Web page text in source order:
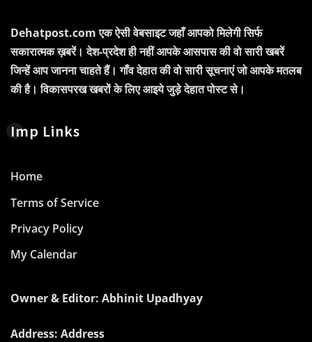
Dehatpost.com एक ऐसी वेबसाइट जहाँ आपको मिलेगी सिर्फ
सकारात्मक ख़बरें। देश-प्रदेश ही नहीं आपके आसपास की वो सारी खबरें
जिन्हें आप जानना चाहते हैं। गाँव देहात की वो सारी सूचनाएं जो आपके मतलब
की है। विकासपरख खबरों के लिए आइये जुड़े देहात पोस्ट से।
Imp Links
Home
Terms of Service
Privacy Policy
My Calendar
Owner & Editor: Abhinit Upadhyay
Address: Address